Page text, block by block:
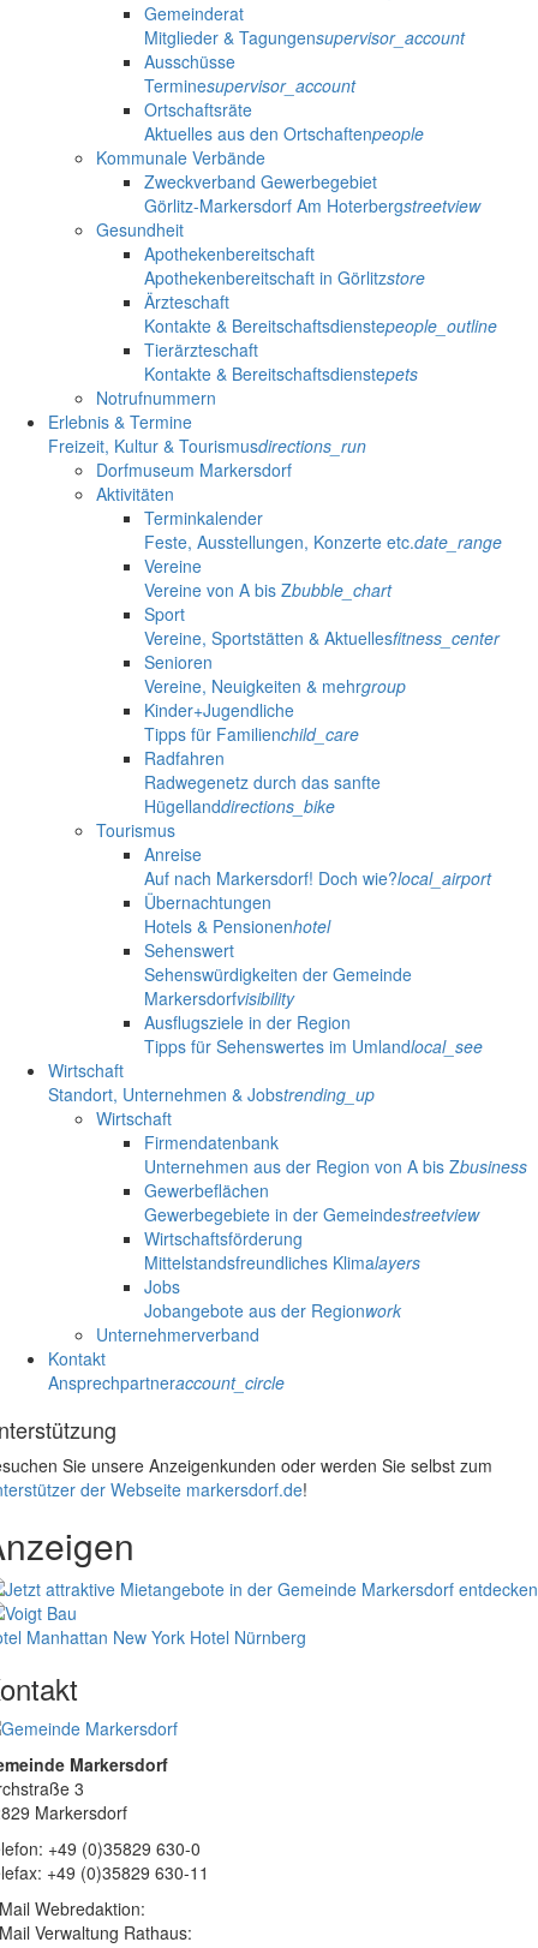
Gemeinderat
Mitglieder & Tagungensupervisor_account
Ausschüsse
Terminesupervisor_account
Ortschaftsräte
Aktuelles aus den Ortschaftenpeople
Kommunale Verbände
Zweckverband Gewerbegebiet
Görlitz-Markersdorf Am Hoterbergstreetview
Gesundheit
Apothekenbereitschaft
Apothekenbereitschaft in Görlitzstore
Ärzteschaft
Kontakte & Bereitschaftsdienstepeople_outline
Tierärzteschaft
Kontakte & Bereitschaftsdienstepets
Notrufnummern
Erlebnis & Termine
Freizeit, Kultur & Tourismusdirections_run
Dorfmuseum Markersdorf
Aktivitäten
Terminkalender
Feste, Ausstellungen, Konzerte etc.date_range
Vereine
Vereine von A bis Zbubble_chart
Sport
Vereine, Sportstätten & Aktuellesfitness_center
Senioren
Vereine, Neuigkeiten & mehrgroup
Kinder+Jugendliche
Tipps für Familienchild_care
Radfahren
Radwegenetz durch das sanfte
Hügellanddirections_bike
Tourismus
Anreise
Auf nach Markersdorf! Doch wie?local_airport
Übernachtungen
Hotels & Pensionenhotel
Sehenswert
Sehenswürdigkeiten der Gemeinde
Markersdorfvisibility
Ausflugsziele in der Region
Tipps für Sehenswertes im Umlandlocal_see
Wirtschaft
Standort, Unternehmen & Jobstrending_up
Wirtschaft
Firmendatenbank
Unternehmen aus der Region von A bis Zbusiness
Gewerbeflächen
Gewerbegebiete in der Gemeindestreetview
Wirtschaftsförderung
Mittelstandsfreundliches Klimalayers
Jobs
Jobangebote aus der Regionwork
Unternehmerverband
Kontakt
Ansprechpartneraccount_circle
Sie unsere Anzeigenkunden oder werden Sie selbst zum
der Webseite markersdorf.de!
Manhattan New York Hotel Nürnberg
Markersdorf
3
Markersdorf
+49 (0)35829 630-0
+49 (0)35829 630-11
Webredaktion:
Verwaltung Rathaus: